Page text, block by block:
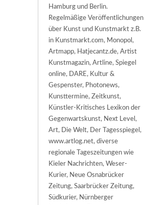
Hamburg und Berlin.
Regelmäßige Veröffentlichungen
über Kunst und Kunstmarkt z.B.
in Kunstmarkt.com, Monopol,
Artmapp, Hatjecantz.de, Artist
Kunstmagazin, Artline, Spiegel
online, DARE, Kultur &
Gespenster, Photonews,
Kunsttermine, Zeitkunst,
Künstler-Kritisches Lexikon der
Gegenwartskunst, Next Level,
Art, Die Welt, Der Tagesspiegel,
www.artlog.net, diverse
regionale Tageszeitungen wie
Kieler Nachrichten, Weser-
Kurier, Neue Osnabrücker
Zeitung, Saarbrücker Zeitung,
Südkurier, Nürnberger